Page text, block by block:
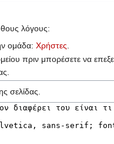
λόγους:
ομάδα:Χρήστες
πριν μπορέσετε να
σελίδας.